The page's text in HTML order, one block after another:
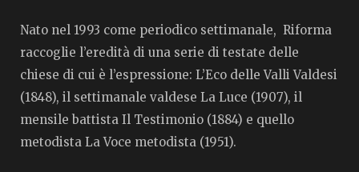
Nato nel 1993 come periodico settimanale, Riforma
raccoglie l’eredità di una serie di testate delle
chiese di cui è l’espressione: L’Eco delle Valli Valdesi
(1848), il settimanale valdese La Luce (1907), il
mensile battista Il Testimonio (1884) e quello
metodista La Voce metodista (1951).